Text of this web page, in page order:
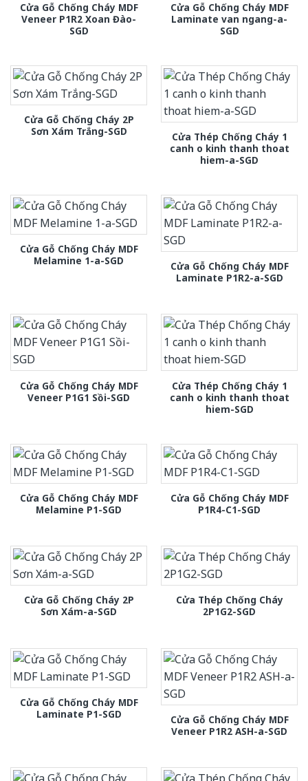
Cửa Gỗ Chống Cháy MDF
Veneer P1R2 Xoan Đào-
SGD
Cửa Gỗ Chống Cháy MDF
Laminate van ngang-a-
SGD
Cửa Gỗ Chống Cháy 2P
Sơn Xám Trắng-SGD
Cửa Thép Chống Cháy 1
canh o kinh thanh thoat
hiem-a-SGD
Cửa Gỗ Chống Cháy MDF
Melamine 1-a-SGD
Cửa Gỗ Chống Cháy MDF
Laminate P1R2-a-SGD
Cửa Gỗ Chống Cháy MDF
Veneer P1G1 Sồi-SGD
Cửa Thép Chống Cháy 1
canh o kinh thanh thoat
hiem-SGD
Cửa Gỗ Chống Cháy MDF
Melamine P1-SGD
Cửa Gỗ Chống Cháy MDF
P1R4-C1-SGD
Cửa Gỗ Chống Cháy 2P
Sơn Xám-a-SGD
Cửa Thép Chống Cháy
2P1G2-SGD
Cửa Gỗ Chống Cháy MDF
Laminate P1-SGD
Cửa Gỗ Chống Cháy MDF
Veneer P1R2 ASH-a-SGD